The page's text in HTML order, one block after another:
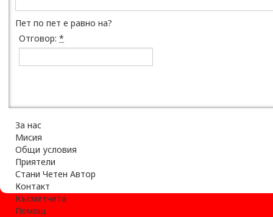
Пет по пет е равно на?
Отговор: *
За нас
Мисия
Общи условия
Приятели
Стани Четен Автор
Контакт
Късметчета
Помощ